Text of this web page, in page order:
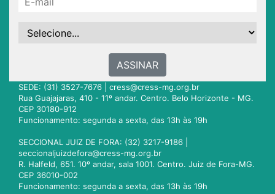
ASSINAR
SEDE: (31) 3527-7676 | cress@cress-mg.org.br
Rua Guajajaras, 410 - 11º andar. Centro. Belo Horizonte - MG.
CEP 30180-912
Funcionamento: segunda a sexta, das 13h às 19h
SECCIONAL JUIZ DE FORA: (32) 3217-9186 |
seccionaljuizdefora@cress-mg.org.br
R. Halfeld, 651. 10º andar, sala 1001. Centro. Juiz de Fora-MG.
CEP 36010-002
Funcionamento: segunda a sexta, das 13h às 19h